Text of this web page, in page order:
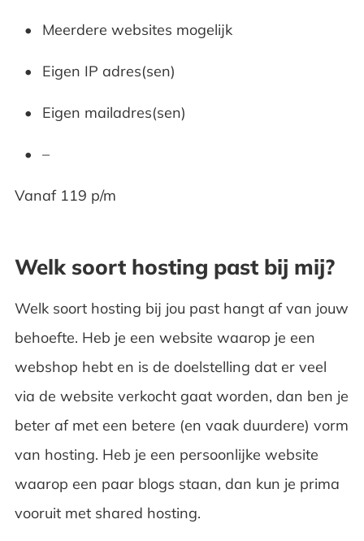
Meerdere websites mogelijk
Eigen IP adres(sen)
Eigen mailadres(sen)
–
Vanaf 119 p/m
Welk soort hosting past bij mij?
Welk soort hosting bij jou past hangt af van jouw
behoefte. Heb je een website waarop je een
webshop hebt en is de doelstelling dat er veel
via de website verkocht gaat worden, dan ben je
beter af met een betere (en vaak duurdere) vorm
van hosting. Heb je een persoonlijke website
waarop een paar blogs staan, dan kun je prima
vooruit met shared hosting.